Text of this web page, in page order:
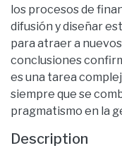
los procesos de
difusión y diseñar
para atraer a
conclusiones
es una tarea
siempre que se
pragmatismo en la
Description